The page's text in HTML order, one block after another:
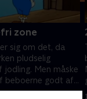
zone
sig om det, da
pludselig
jodling. Men måske
beboerne godt af
sang.